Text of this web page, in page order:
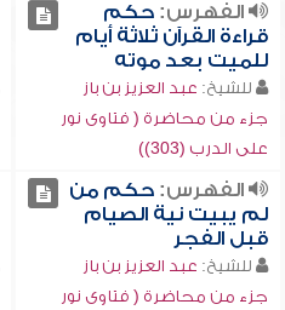
الفهرس:حكم
قراءة القرآن ثلاثة أيام
للميت بعد موته
للشيخ: عبد العزيز بن باز
جزء من محاضرة ( فتاوى نور
على الدرب (303))
الفهرس:حكم من
لم يبيت نية الصيام
قبل الفجر
للشيخ: عبد العزيز بن باز
جزء من محاضرة ( فتاوى نور